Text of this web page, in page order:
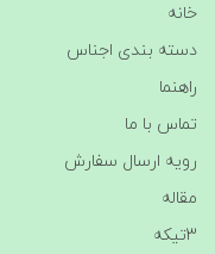
خانه
دسته بندی اجناس
راهنما
تماس با ما
رویه ارسال سفارش
مقاله
3تیکه